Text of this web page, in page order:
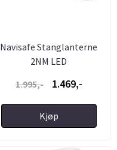
Navisafe Stanglanterne
2NM LED
1.995,-
1.469,-
Kjøp